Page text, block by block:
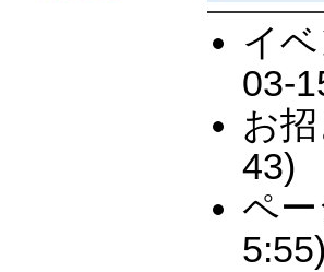
イ
03-
お
43)
ペ
5:55)